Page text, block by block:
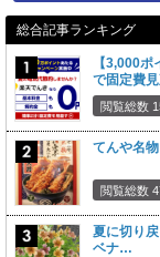
総合記事ランキング
【3,000
で固定費
閲覧総数
てんや名
閲覧総数
夏に切り
ベナ…